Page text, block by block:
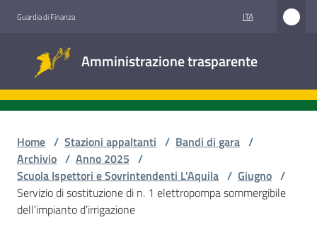
Guardia di Finanza ITA
Amministrazione trasparente
trasparente
Accesso
civico
Home / Stazioni appaltanti / Bandi di gara /
Archivio / Anno 2025 /
Scuola Ispettori e Sovrintendenti L'Aquila / Giugno /
Servizio di sostituzione di n. 1 elettropompa sommergibile
dell’impianto d’irrigazione